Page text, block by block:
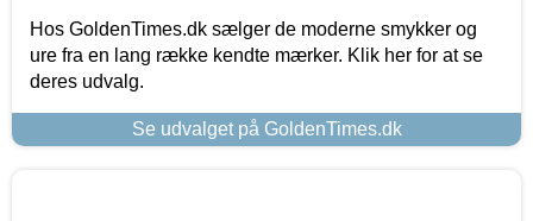
Hos GoldenTimes.dk sælger de moderne smykker og
ure fra en lang række kendte mærker. Klik her for at se
deres udvalg.
Se udvalget på GoldenTimes.dk